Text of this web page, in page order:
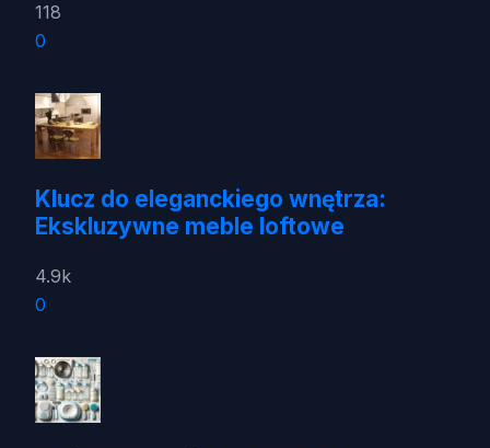
118
0
Klucz do eleganckiego wnętrza:
Ekskluzywne meble loftowe
4.9k
0